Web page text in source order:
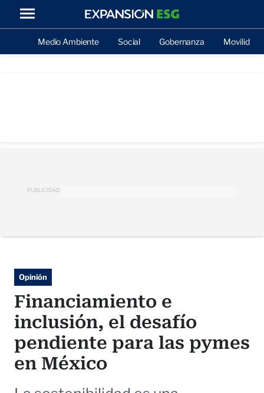
Medio Ambiente Social Gobernanza Movilidad
PUBLICIDAD
Opinión
Financiamiento e
inclusión, el desafío
pendiente para las pymes
en México